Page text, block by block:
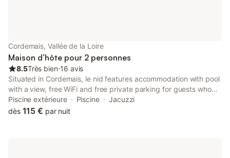
Cordemais, Vallée de la Loire
Maison d’hôte pour 2 personnes
8.5Très bien⋅16 avis
Situated in Cordemais, le nid features accommodation with pool
with a view, free WiFi and free private parking for guests who
drive. A hot tub is available for guests, along with spa facilities.
Piscine extérieure Piscine
Jacuzzi
dès 115 € par nuit